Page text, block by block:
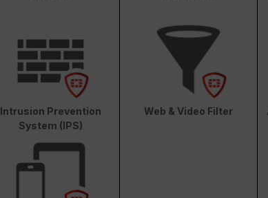
Intrusion Prevention
System (IPS)
Web & Video Filter